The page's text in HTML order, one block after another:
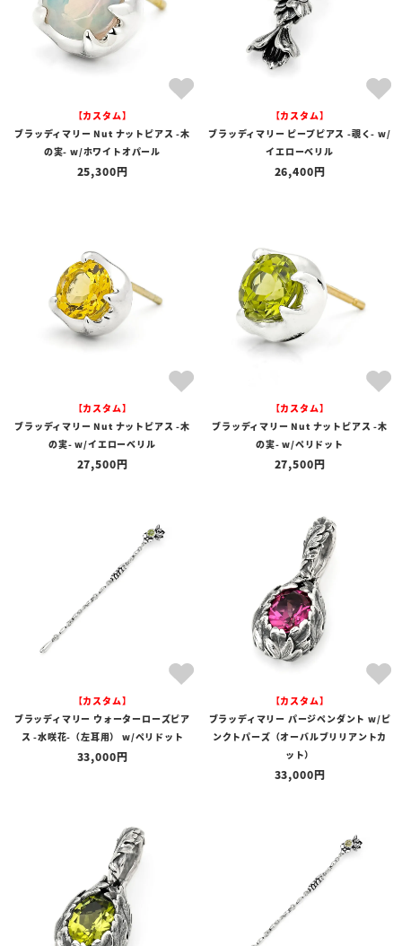
【カスタム】
ブラッディマリー Nut ナットピアス -木
の実- w/ホワイトオパール
25,300
【カスタム】
ブラッディマリー ピープピアス -覗く- w/
イエローベリル
26,400
【カスタム】
ブラッディマリー Nut ナットピアス -木
の実- w/イエローベリル
27,500
【カスタム】
ブラッディマリー Nut ナットピアス -木
の実- w/ペリドット
27,500
【カスタム】
ブラッディマリー ウォーターローズピア
ス -水咲花-（左耳用） w/ペリドット
33,000
【カスタム】
ブラッディマリー パージペンダント w/ピ
ンクトパーズ（オーバルブリリアントカ
ット）
33,000